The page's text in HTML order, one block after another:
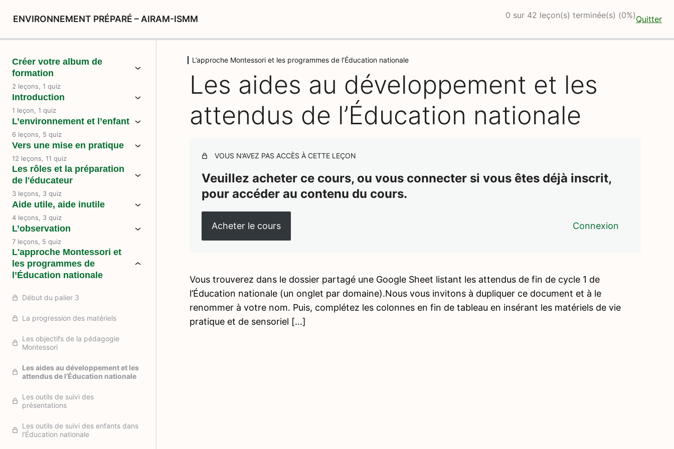
ENVIRONNEMENT PRÉPARÉ – AIRAM-ISMM 0 sur 42 leçon(s) terminée(s) (0%)Quitter
Créer votre album de
formation
2 leçons, 1 quiz
Introduction
1 leçon, 1 quiz
L’environnement et l’enfant
6 leçons, 5 quiz
Vers une mise en pratique
12 leçons, 11 quiz
Les rôles et la préparation
de l'éducateur
3 leçons, 3 quiz
Aide utile, aide inutile
4 leçons, 3 quiz
L’observation
7 leçons, 5 quiz
L'approche Montessori et
les programmes de
l’Éducation nationale
Début du palier 3
La progression des matériels
Les objectifs de la pédagogie
Montessori
Les aides au développement et les
attendus de l’Éducation nationale
Les outils de suivi des
présentations
Les outils de suivi des enfants dans
l’Éducation nationale
L’approche Montessori et les programmes de l’Éducation nationale
Les aides au développement et les
attendus de l’Éducation nationale
VOUS N’AVEZ PAS ACCÈS À CETTE LEÇON
Veuillez acheter ce cours, ou vous connecter si vous êtes déjà inscrit,
pour accéder au contenu du cours.
Acheter le cours Connexion
Vous trouverez dans le dossier partagé une Google Sheet listant les attendus de fin de cycle 1 de
l’Éducation nationale (un onglet par domaine).Nous vous invitons à dupliquer ce document et à le
renommer à votre nom. Puis, complétez les colonnes en fin de tableau en insérant les matériels de vie
pratique et de sensoriel […]